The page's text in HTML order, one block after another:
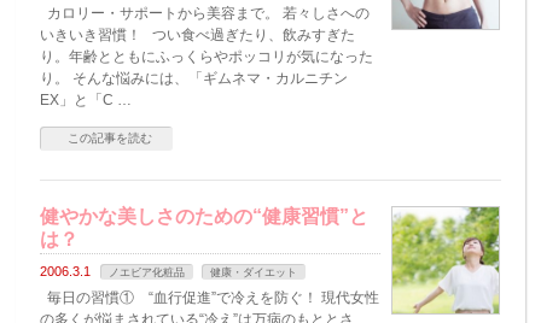
カロリー・サポートから美容まで。 若々しさへの
いきいき習慣！ つい食べ過ぎたり、飲みすぎた
り。年齢とともにふっくらやポッコリが気になった
り。 そんな悩みには、「ギムネマ・カルニチン
EX」と「C …
この記事を読む
健やかな美しさのための“健康習慣”と
は？
2006.3.1 ノエビア化粧品 健康・ダイエット
毎日の習慣① “血行促進”で冷えを防ぐ！ 現代女性
の多くが悩まされている“冷え”は万病のもととさ